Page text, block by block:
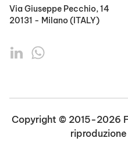
Via Giuseppe Pecchio, 14
20131 - Milano (ITALY)
Copyright © 2015-2026